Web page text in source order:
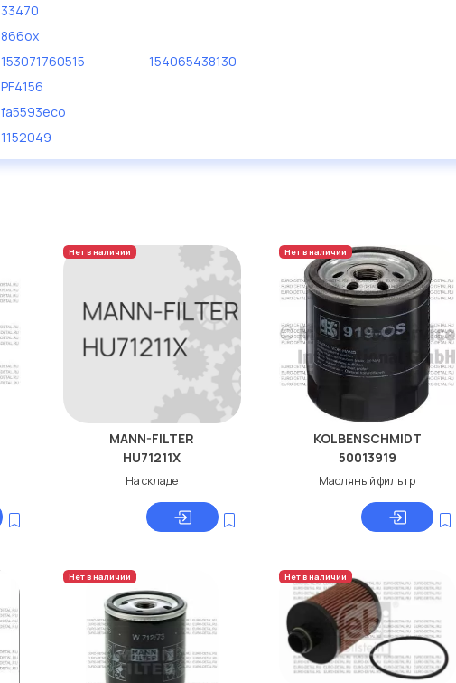
33470
866ox
153071760515
154065438130
PF4156
fa5593eco
1152049
Нет в наличии
MANN-FILTER
HU71211X
На складе
Нет в наличии
KOLBENSCHMIDT
50013919
Масляный фильтр
Нет в наличии Нет в наличии